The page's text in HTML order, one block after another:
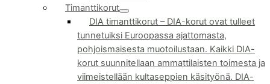
Timanttikorut
DIA timanttikorut – DIA-korut ovat tulleet
tunnetuiksi Euroopassa ajattomasta,
pohjoismaisesta muotoilustaan. Kaikki DIA-
korut suunnitellaan ammattilaisten toimesta ja
viimeistellään kultaseppien käsityönä. DIA-